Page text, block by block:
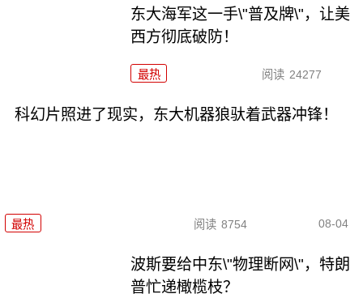
东大海军这一手\"普及牌\"，让美
西方彻底破防！
最热 阅读 24277
科幻片照进了现实，东大机器狼驮着武器冲锋！
最热 阅读 8754 08-04
波斯要给中东\"物理断网\"，特朗
普忙递橄榄枝？